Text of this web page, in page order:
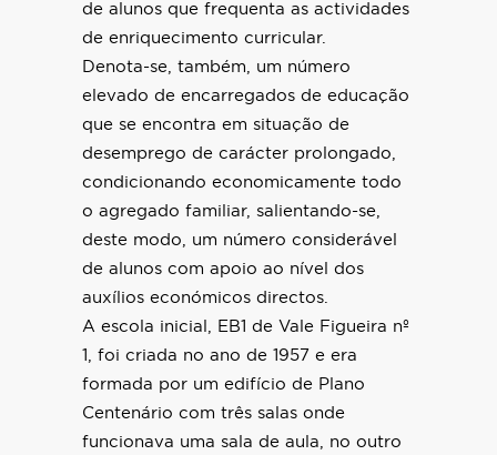
de alunos que frequenta as actividades
de enriquecimento curricular.
Denota-se, também, um número
elevado de encarregados de educação
que se encontra em situação de
desemprego de carácter prolongado,
condicionando economicamente todo
o agregado familiar, salientando-se,
deste modo, um número considerável
de alunos com apoio ao nível dos
auxílios económicos directos.
A escola inicial, EB1 de Vale Figueira nº
1, foi criada no ano de 1957 e era
formada por um edifício de Plano
Centenário com três salas onde
funcionava uma sala de aula, no outro